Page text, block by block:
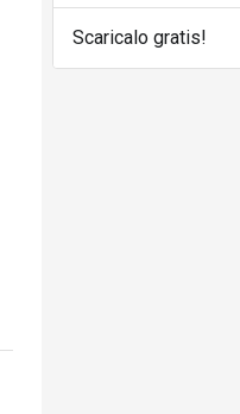
Scaricalo gratis!